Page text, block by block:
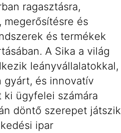
ragasztásra,
megerősítésre és
és termékek
A Sika a világ
leányvállalatokkal,
gyárt, és innovatív
ügyfelei számára
döntő szerepet játszik
ipar